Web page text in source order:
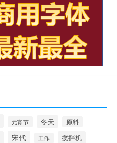
元宵节 冬天 原料
宋代 工作 搅拌机